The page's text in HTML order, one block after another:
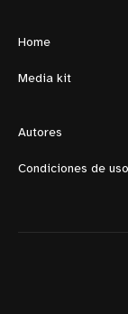
Home
Media kit
Autores
Condiciones de uso